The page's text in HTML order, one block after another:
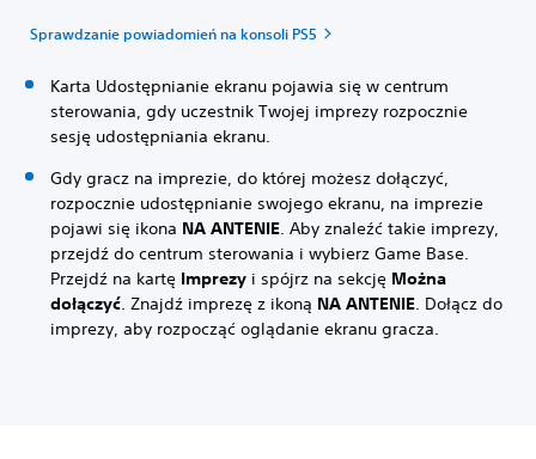
Sprawdzanie powiadomień na konsoli PS5
Karta Udostępnianie ekranu pojawia się w centrum
sterowania, gdy uczestnik Twojej imprezy rozpocznie
sesję udostępniania ekranu.
Gdy gracz na imprezie, do której możesz dołączyć,
rozpocznie udostępnianie swojego ekranu, na imprezie
pojawi się ikona NA ANTENIE. Aby znaleźć takie imprezy,
przejdź do centrum sterowania i wybierz Game Base.
Przejdź na kartę Imprezy i spójrz na sekcję Można
dołączyć. Znajdź imprezę z ikoną NA ANTENIE. Dołącz do
imprezy, aby rozpocząć oglądanie ekranu gracza.